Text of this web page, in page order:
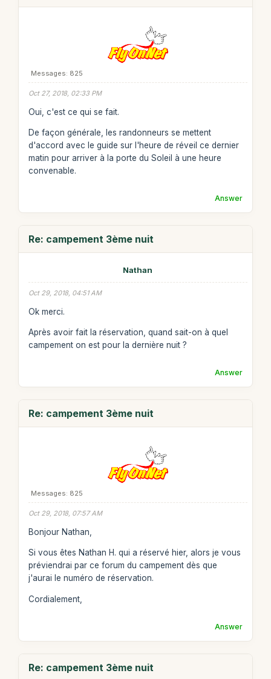
Messages: 825
Oct 27, 2018, 02:33 PM
Oui, c'est ce qui se fait.
De façon générale, les randonneurs se mettent
d'accord avec le guide sur l'heure de réveil ce dernier
matin pour arriver à la porte du Soleil à une heure
convenable.
Answer
Re: campement 3ème nuit
Nathan
Oct 29, 2018, 04:51 AM
Ok merci.
Après avoir fait la réservation, quand sait-on à quel
campement on est pour la dernière nuit ?
Answer
Re: campement 3ème nuit
Messages: 825
Oct 29, 2018, 07:57 AM
Bonjour Nathan,
Si vous êtes Nathan H. qui a réservé hier, alors je vous
préviendrai par ce forum du campement dès que
j'aurai le numéro de réservation.
Cordialement,
Answer
Re: campement 3ème nuit